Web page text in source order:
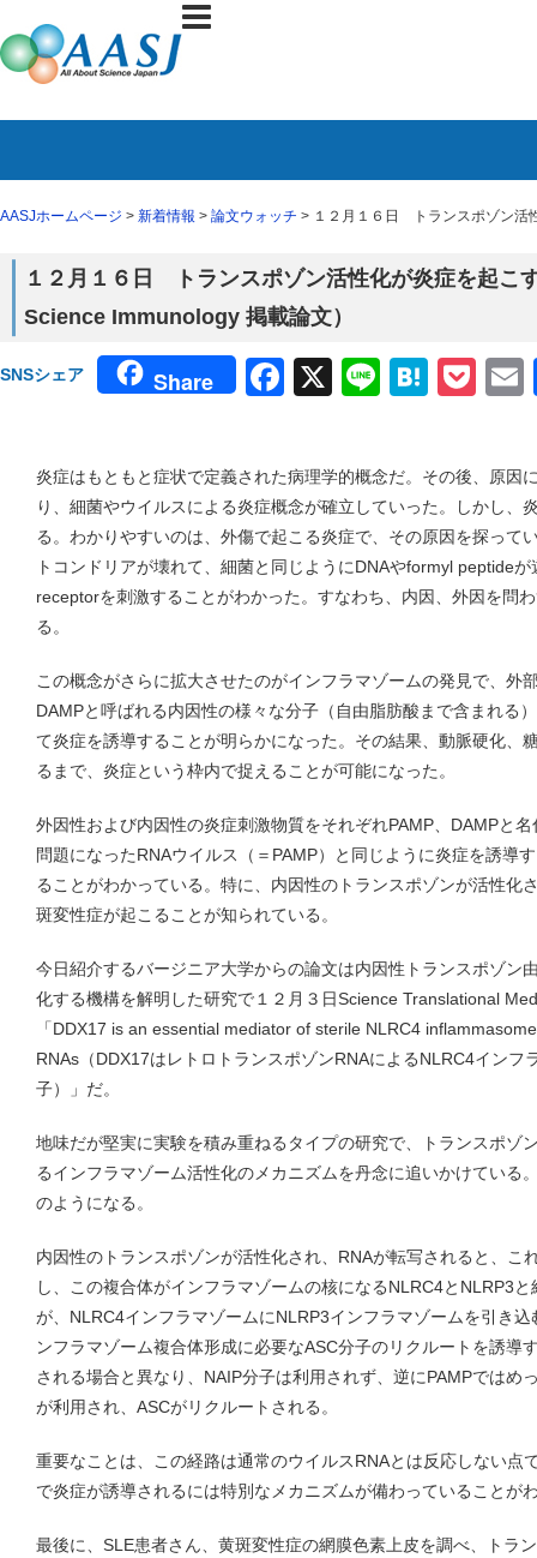
AASJホームページ > 新着情報 > 論文ウォッチ > １２月１６日 トランスポゾン活
１２月１６日 トランスポゾン活性化が炎症を起こ
Science Immunology 掲載論文）
SNSシェア Share Facebook
X Line
炎症はもともと症状で定義された病理学的概念だ。その後、原因
り、細菌やウイルスによる炎症概念が確立していった。しかし、
る。わかりやすいのは、外傷で起こる炎症で、その原因を探って
トコンドリアが壊れて、細菌と同じようにDNAやformyl peptide
receptorを刺激することがわかった。すなわち、内因、外因を問
る。
この概念がさらに拡大させたのがインフラマゾームの発見で、外
DAMPと呼ばれる内因性の様々な分子（自由脂肪酸まで含まれる
て炎症を誘導することが明らかになった。その結果、動脈硬化、
るまで、炎症という枠内で捉えることが可能になった。
外因性および内因性の炎症刺激物質をそれぞれPAMP、DAMPと
問題になったRNAウイルス（＝PAMP）と同じように炎症を誘導
ることがわかっている。特に、内因性のトランスポゾンが活性化
斑変性症が起こることが知られている。
今日紹介するバージニア大学からの論文は内因性トランスポゾン
化する機構を解明した研究で１２月３日Science Translational
「DDX17 is an essential mediator of sterile NLRC4
RNAs（DDX17はレトロトランスポゾンRNAによるNLRC4インフ
子）」だ。
地味だが堅実に実験を積み重ねるタイプの研究で、トランスポゾ
るインフラマゾーム活性化のメカニズムを丹念に追いかけている
のようになる。
内因性のトランスポゾンが活性化され、RNAが転写されると、こ
し、この複合体がインフラマゾームの核になるNLRC4とNLRP3
が、NLRC4インフラマゾームにNLRP3インフラマゾームを引き
ンフラマゾーム複合体形成に必要なASC分子のリクルートを誘導
される場合と異なり、NAIP分子は利用されず、逆にPAMPではめ
が利用され、ASCがリクルートされる。
重要なことは、この経路は通常のウイルスRNAとは反応しない点
で炎症が誘導されるには特別なメカニズムが備わっていることが
最後に、SLE患者さん、黄斑変性症の網膜色素上皮を調べ、トラ